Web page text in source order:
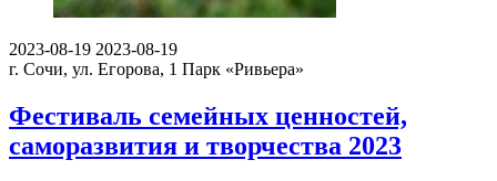
2023-08-19 2023-08-19
г. Сочи, ул. Егорова, 1 Парк «Ривьера»
Фестиваль семейных ценностей,
саморазвития и творчества 2023